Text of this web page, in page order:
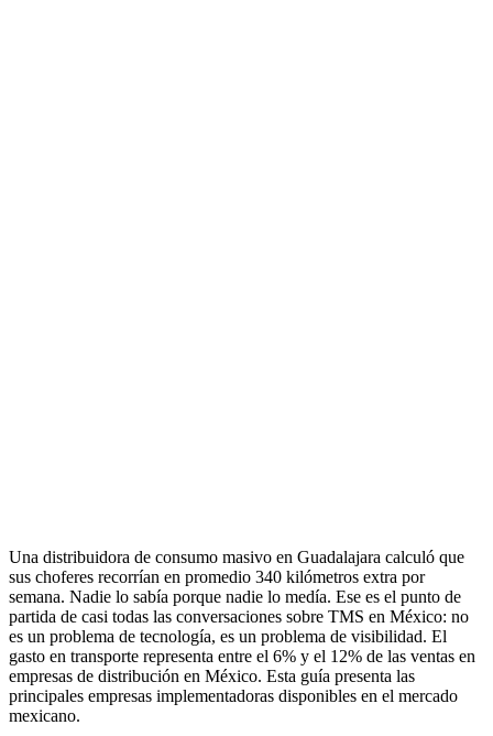
Una distribuidora de consumo masivo en Guadalajara calculó que
sus choferes recorrían en promedio 340 kilómetros extra por
semana. Nadie lo sabía porque nadie lo medía. Ese es el punto de
partida de casi todas las conversaciones sobre TMS en México: no
es un problema de tecnología, es un problema de visibilidad. El
gasto en transporte representa entre el 6% y el 12% de las ventas en
empresas de distribución en México. Esta guía presenta las
principales empresas implementadoras disponibles en el mercado
mexicano.